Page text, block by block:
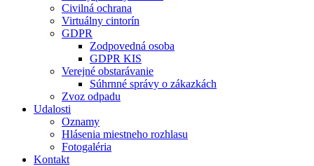
Civilná ochrana
Virtuálny cintorín
GDPR
Zodpovedná osoba
GDPR KIS
Verejné obstarávanie
Súhrnné správy o zákazkách
Zvoz odpadu
Udalosti
Oznamy
Hlásenia miestneho rozhlasu
Fotogaléria
Kontakt